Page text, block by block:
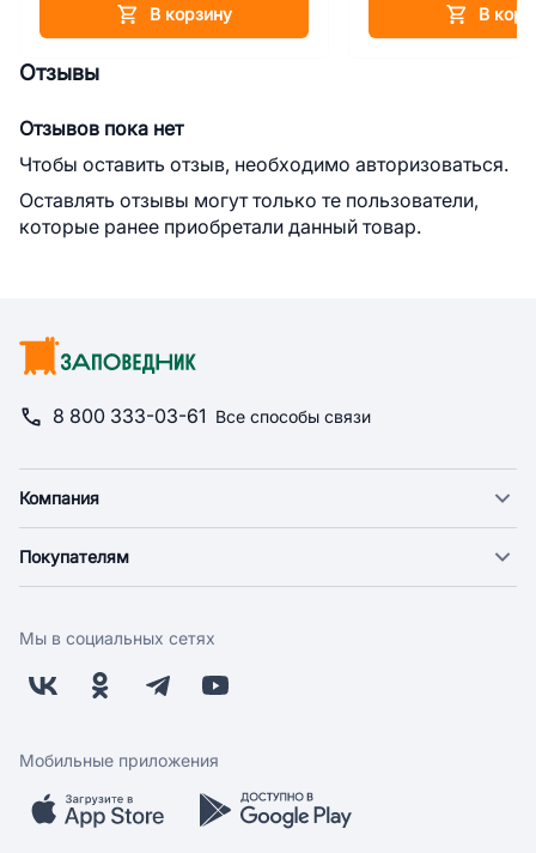
В корзину В
Отзывы
Отзывов пока нет
Чтобы оставить отзыв, необходимо авторизоваться.
Оставлять отзывы могут только те пользователи,
которые ранее приобретали данный товар.
8 800 333-03-61 Все способы связи
Компания
Новости
Поставщикам
Заводчикам
Обратная связь
Покупателям
Оплата
Бонусная программа
Скидки и акции
Мобильное приложение
Мы в социальных сетях
Мобильные приложения